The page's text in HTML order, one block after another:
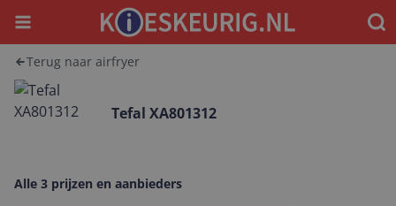
Menu
Terug naar airfryer
Tefal XA801312
Alle 3 prijzen en aanbieders